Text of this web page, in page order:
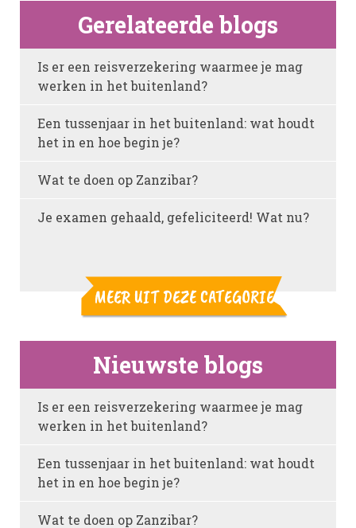
Gerelateerde blogs
Is er een reisverzekering waarmee je mag
werken in het buitenland?
Een tussenjaar in het buitenland: wat houdt
het in en hoe begin je?
Wat te doen op Zanzibar?
Je examen gehaald, gefeliciteerd! Wat nu?
MEER UIT DEZE CATEGORIE
Nieuwste blogs
Is er een reisverzekering waarmee je mag
werken in het buitenland?
Een tussenjaar in het buitenland: wat houdt
het in en hoe begin je?
Wat te doen op Zanzibar?